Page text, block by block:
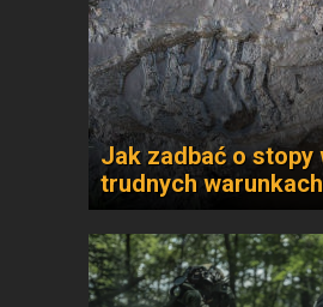
Jak zadbać o stopy
trudnych